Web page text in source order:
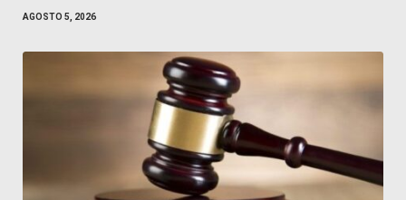
AGOSTO 5, 2026